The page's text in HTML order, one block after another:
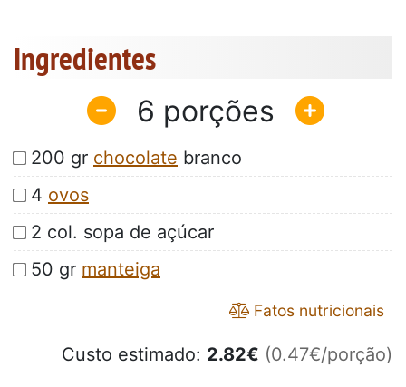
Ingredientes
6
200 gr chocolate branco
4 ovos
2 col. sopa de açúcar
50 gr manteiga
Fatos nutricionais
Custo estimado: 2.82€ (0.47€/porção)